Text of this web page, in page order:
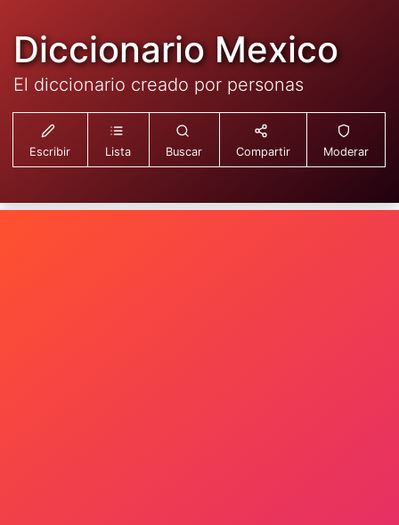
Diccionario Mexico
El diccionario creado por personas
Escribir Lista Buscar Compartir Moderar